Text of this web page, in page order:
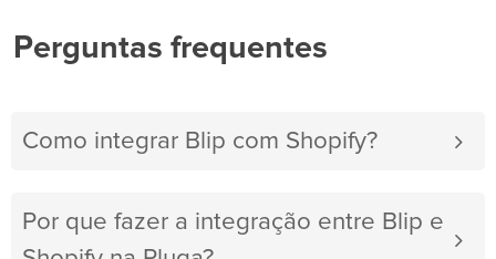
Perguntas frequentes
Como integrar Blip com Shopify?
Por que fazer a integração entre Blip e